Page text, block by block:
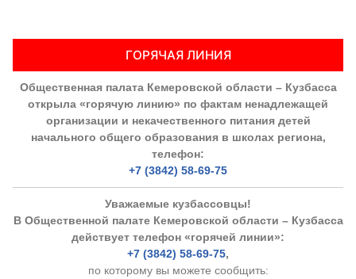
ГОРЯЧАЯ ЛИНИЯ
Общественная палата Кемеровской области – Кузбасса
открыла «горячую линию» по фактам ненадлежащей
организации и некачественного питания детей
начального общего образования в школах региона,
телефон:
+7 (3842) 58-69-75
Уважаемые кузбассовцы!
В Общественной палате Кемеровской области – Кузбасса
действует телефон «горячей линии»:
+7 (3842) 58-69-75,
по которому вы можете сообщить: